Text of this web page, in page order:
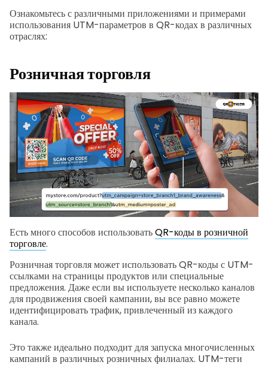
Ознакомьтесь с различными приложениями и примерами
использования UTM-параметров в QR-кодах в различных
отраслях:
Розничная торговля
Есть много способов использоватьQR-коды в розничной
торговле.
Розничная торговля может использовать QR-коды с UTM-
ссылками на страницы продуктов или специальные
предложения. Даже если вы используете несколько каналов
для продвижения своей кампании, вы все равно можете
идентифицировать трафик, привлеченный из каждого
канала.
Это также идеально подходит для запуска многочисленных
кампаний в различных розничных филиалах. UTM-теги